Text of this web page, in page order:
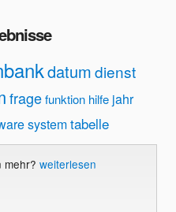
datumdienst
fragefunktion hilfe jahr
systemtabelle
mehr? weiterlesen